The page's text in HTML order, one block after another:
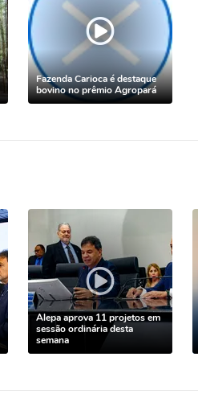
Fazenda Carioca é destaque
bovino no prêmio Agropará
Alepa aprova 11 projetos em
sessão ordinária desta
semana